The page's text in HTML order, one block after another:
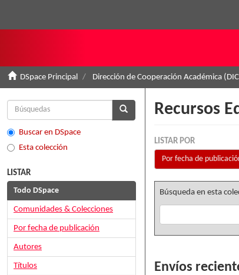
DSpace Principal Dirección de Cooperación Académica
Recursos
LISTAR POR
Por fecha de
Búsqueda en esta
Envíos
Buscar en DSpace
Esta colección
LISTAR
Todo DSpace
Comunidades & Colecciones
Por fecha de publicación
Autores
Títulos